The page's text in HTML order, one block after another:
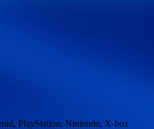
PlayStation, Nintendo, X-box